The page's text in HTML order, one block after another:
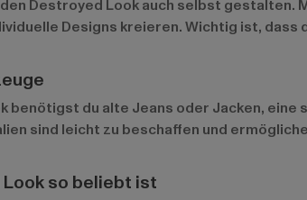
Destroyed Look auch selbst
Designs kreieren. Wichtig ist,
benötigst du alte Jeans oder Jacken,
sind leicht zu beschaffen und
so beliebt ist